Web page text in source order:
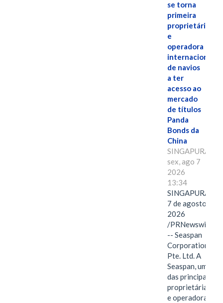
se torna
primeira
proprietária
e
operadora
internacional
de navios
a ter
acesso ao
mercado
de títulos
Panda
Bonds da
China
SINGAPURA,
sex, ago 7
2026
13:34
SINGAPURA,
7 de agosto de
2026
/PRNewswire/
-- Seaspan
Corporation
Pte. Ltd. A
Seaspan, uma
das principais
proprietárias
e operadoras